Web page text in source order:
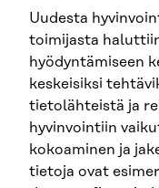
Uudesta
toimijasta
hyödyntämiseen
keskeisiksi
tietolähteistä ja
hyvinvointiin
kokoaminen ja
tietoja ovat